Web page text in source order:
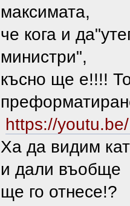
максимата,
че кога и
министри",
късно ще е!!!!
https://
Ха да видим
и дали въобще
ще го отнесе!?